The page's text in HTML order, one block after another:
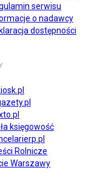
serwisu
o nadawcy
dostępności
księgowość
Rolnicze
Warszawy